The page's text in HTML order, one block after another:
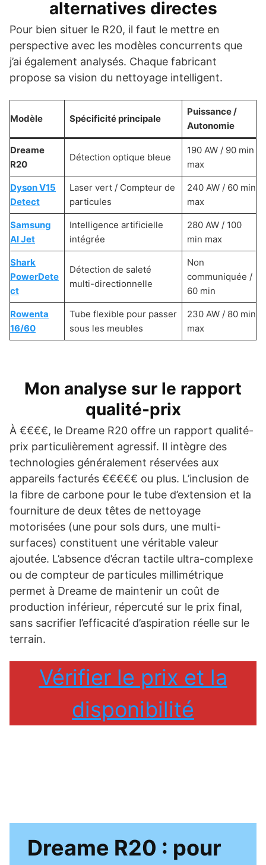
alternatives directes
Pour bien situer le R20, il faut le mettre en
perspective avec les modèles concurrents que
j’ai également analysés. Chaque fabricant
propose sa vision du nettoyage intelligent.
Modèle Spécificité principale
Puissance /
Autonomie
Dreame
R20
Détection optique bleue
190 AW / 90 min
max
Dyson V15
Detect
Laser vert / Compteur de
particules
240 AW / 60 min
max
Samsung
AI Jet
Intelligence artificielle
intégrée
280 AW / 100
min max
Shark
PowerDete
ct
Détection de saleté
multi-directionnelle
Non
communiquée /
60 min
Rowenta
16/60
Tube flexible pour passer
sous les meubles
230 AW / 80 min
max
Mon analyse sur le rapport
qualité-prix
À €€€€, le Dreame R20 offre un rapport qualité-
prix particulièrement agressif. Il intègre des
technologies généralement réservées aux
appareils facturés €€€€€ ou plus. L’inclusion de
la fibre de carbone pour le tube d’extension et la
fourniture de deux têtes de nettoyage
motorisées (une pour sols durs, une multi-
surfaces) constituent une véritable valeur
ajoutée. L’absence d’écran tactile ultra-complexe
ou de compteur de particules millimétrique
permet à Dreame de maintenir un coût de
production inférieur, répercuté sur le prix final,
sans sacrifier l’efficacité d’aspiration réelle sur le
terrain.
Vérifier le prix et la
disponibilité
Dreame R20 : pour